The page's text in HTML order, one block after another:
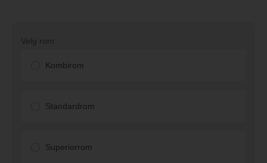
Velg rom
Kombirom
Standardrom
Superiorrom